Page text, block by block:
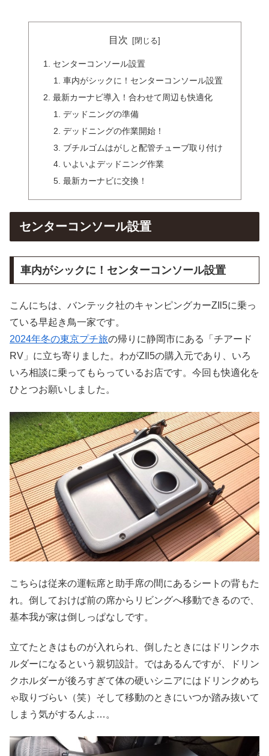
目次
センターコンソール設置
車内がシックに！センターコンソール設置
最新カーナビ導入！合わせて周辺も快適化
デッドニングの準備
デッドニングの作業開始！
ブチルゴムはがしと配管チューブ取り付け
いよいよデッドニング作業
最新カーナビに交換！
センターコンソール設置
車内がシックに！センターコンソール設置
こんにちは、バンテック社のキャンピングカーZIl5に乗っ
ている早起き鳥一家です。
2024年冬の東京プチ旅の帰りに静岡市にある「チアード
RV」に立ち寄りました。わがZIl5の購入元であり、いろ
いろ相談に乗ってもらっているお店です。今回も快適化を
ひとつお願いしました。
こちらは従来の運転席と助手席の間にあるシートの背もた
れ。倒しておけば前の席からリビングへ移動できるので、
基本我が家は倒しっぱなしです。
立てたときはものが入れられ、倒したときにはドリンクホ
ルダーになるという親切設計。ではあるんですが、ドリン
クホルダーが後ろすぎて体の硬いシニアにはドリンクめち
ゃ取りづらい（笑）そして移動のときにいつか踏み抜いて
しまう気がするんよ…。